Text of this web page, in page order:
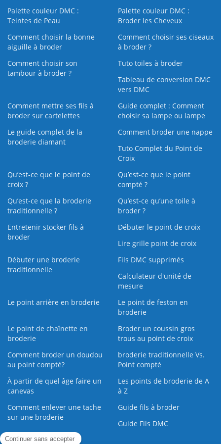
Palette couleur DMC :
Teintes de Peau
Palette couleur DMC :
Broder les Cheveux
Comment choisir la bonne
aiguille à broder
Comment choisir ses ciseaux
à broder ?
Comment choisir son
tambour à broder ?
Tuto toiles à broder
Tableau de conversion DMC
vers DMC
Comment mettre ses fils à
broder sur cartelettes
Guide complet : Comment
choisir sa lampe ou lampe
Le guide complet de la
broderie diamant
Comment broder une nappe
Tuto Complet du Point de
Croix
Qu’est-ce que le point de
croix ?
Qu’est-ce que le point
compté ?
Qu’est-ce que la broderie
traditionnelle ?
Qu’est‑ce qu’une toile à
broder ?
Entretenir stocker fils à
broder
Débuter le point de croix
Lire grille point de croix
Débuter une broderie
traditionnelle
Fils DMC supprimés
Calculateur d'unité de
mesure
Le point arrière en broderie
Le point de feston en
broderie
Le point de chaînette en
broderie
Broder un coussin gros
trous au point de croix
Comment broder un doudou
au point compté?
broderie traditionnelle Vs.
Point compté
À partir de quel âge faire un
canevas
Les points de broderie de A
à Z
Comment enlever une tache
sur une broderie
Guide fils à broder
Guide Fils DMC
Guide de la Broderie